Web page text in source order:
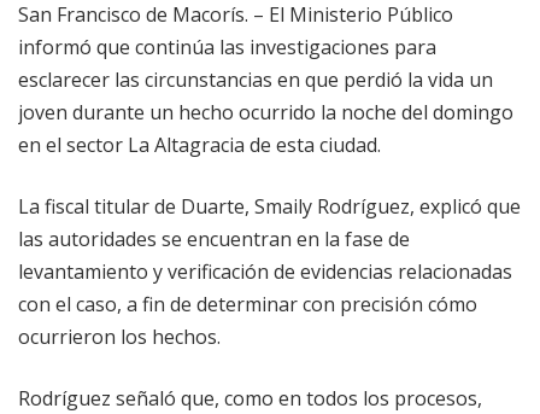
San Francisco de Macorís. – El Ministerio Público
informó que continúa las investigaciones para
esclarecer las circunstancias en que perdió la vida un
joven durante un hecho ocurrido la noche del domingo
en el sector La Altagracia de esta ciudad.
La fiscal titular de Duarte, Smaily Rodríguez, explicó que
las autoridades se encuentran en la fase de
levantamiento y verificación de evidencias relacionadas
con el caso, a fin de determinar con precisión cómo
ocurrieron los hechos.
Rodríguez señaló que, como en todos los procesos,